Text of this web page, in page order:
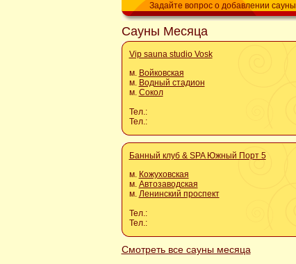
Задайте вопрос о добавлении сауны
Сауны Месяца
Vip sauna studio Vosk
м. Войковская
м. Водный стадион
м. Сокол
Тел.:
Тел.:
Банный клуб & SPA Южный Порт 5
м. Кожуховская
м. Автозаводская
м. Ленинский проспект
Тел.:
Тел.:
Смотреть все сауны месяца